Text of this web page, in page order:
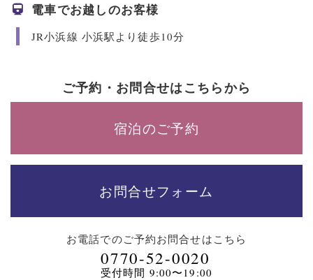
電車でお越しのお客様
JR小浜線 小浜駅より徒歩10分
ご予約・お問合せはこちらから
宿泊のご予約
お問合せフォーム
お電話でのご予約お問合せはこちら
0770-52-0020
受付時間 9:00〜19:00